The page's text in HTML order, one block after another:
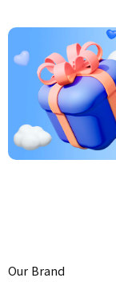
Our Brand